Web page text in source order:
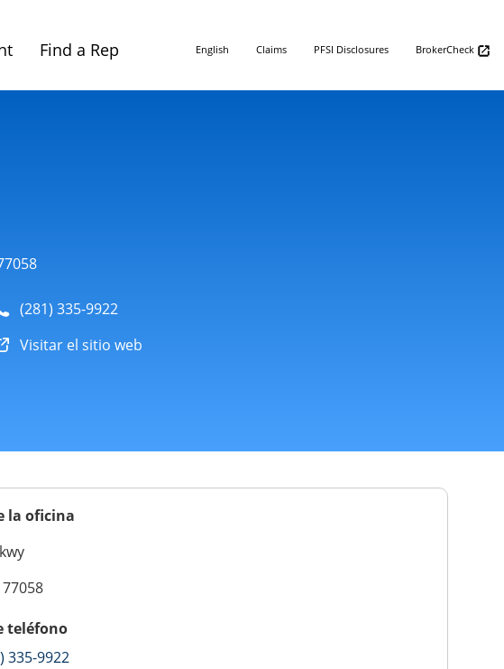
Find a Rep English Claims PFSI Disclosures BrokerCheck
(281) 335-9922
Visitar el sitio web
la oficina
teléfono
335-9922